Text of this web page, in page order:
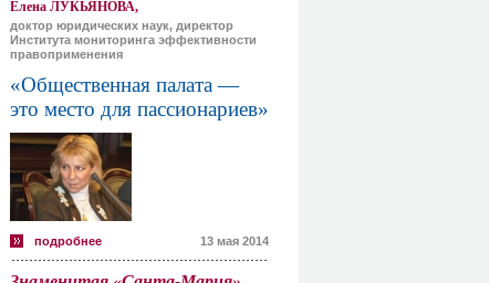
Елена ЛУКЬЯНОВА,
доктор юридических наук, директор
Института мониторинга эффективности
правоприменения
«Общественная палата —
это место для пассионариев»
подробнее 13 мая 2014